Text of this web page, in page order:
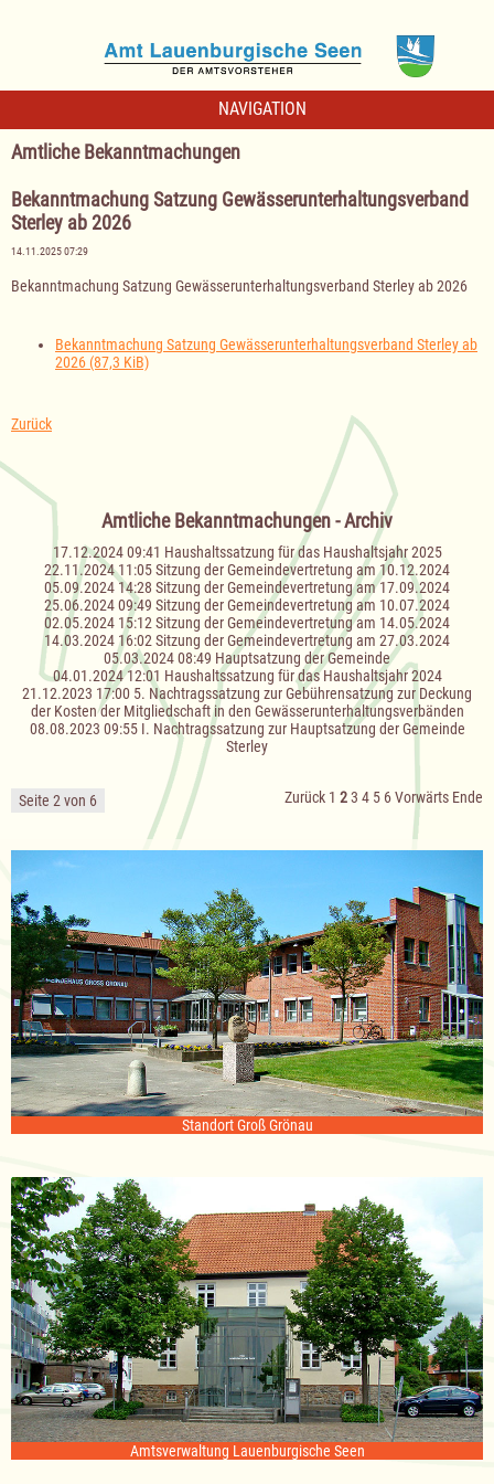
NAVIGATION
Amtliche Bekanntmachungen
Bekanntmachung Satzung Gewässerunterhaltungsverband
Sterley ab 2026
14.11.2025 07:29
Bekanntmachung Satzung Gewässerunterhaltungsverband Sterley ab 2026
Bekanntmachung Satzung Gewässerunterhaltungsverband Sterley ab
2026 (87,3 KiB)
Zurück
Amtliche Bekanntmachungen - Archiv
17.12.2024 09:41 Haushaltssatzung für das Haushaltsjahr 2025
22.11.2024 11:05Sitzung der Gemeindevertretung am 10.12.2024
05.09.2024 14:28 Sitzung der Gemeindevertretung am 17.09.2024
25.06.2024 09:49 Sitzung der Gemeindevertretung am 10.07.2024
02.05.2024 15:12 Sitzung der Gemeindevertretung am 14.05.2024
14.03.2024 16:02 Sitzung der Gemeindevertretung am 27.03.2024
05.03.2024 08:49 Hauptsatzung der Gemeinde
04.01.2024 12:01 Haushaltssatzung für das Haushaltsjahr 2024
21.12.2023 17:00 5. Nachtragssatzung zur Gebührensatzung zur Deckung
der Kosten der Mitgliedschaft in den Gewässerunterhaltungsverbänden
08.08.2023 09:55 I. Nachtragssatzung zur Hauptsatzung der Gemeinde
Sterley
Seite 2 von 6 Zurück 1 23 4 5 6Vorwärts Ende
Standort Groß Grönau
Amtsverwaltung Lauenburgische Seen